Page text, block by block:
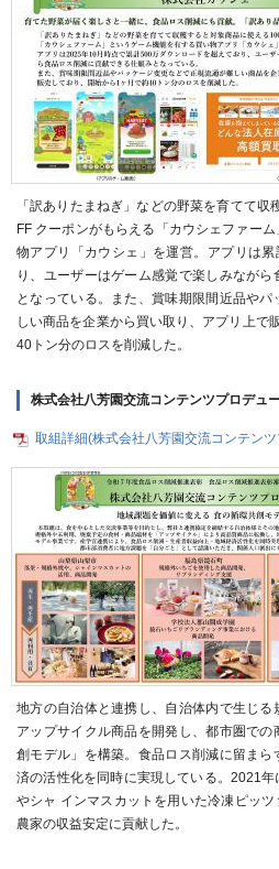
「訳ありたまねぎ」などの野菜を育てて
FF クーポンがもらえる「カウシェファー
物アプリ「カウシェ」を運営。アプリは
り、ユーザーはゲーム感覚で楽しみなが
となっている。また、賞味期限間近品や
しい商品を企業から買い取り、アプリ上で
40トン分のロスを削減した。
株式会社八芳園交流コンテンツプロデュ
取組詳細(株式会社八芳園交流コンテン
地方の自治体と連携し、自治体内で生じ
アップサイクル商品を開発し、都市圏で
創モデル」を構築。食品ロス削減に留ま
済の活性化を同時に実現している。2021
やシャ インマスカットを用いた冷凍ピッ
農家の収益安定に貢献した。